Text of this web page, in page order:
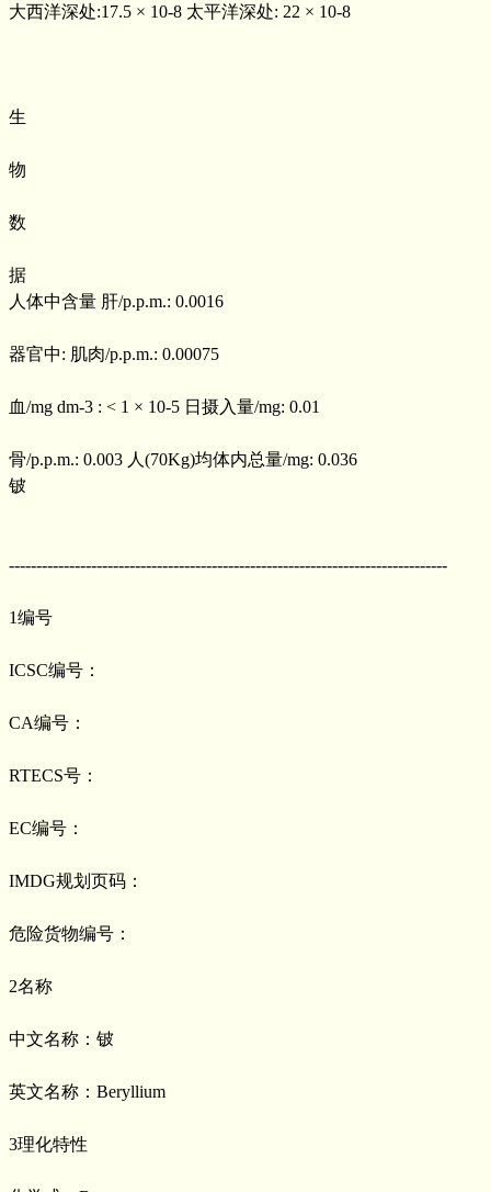
大西洋深处:17.5 × 10-8 太平洋深处: 22 × 10-8
生
物
数
据
人体中含量 肝/p.p.m.: 0.0016
器官中: 肌肉/p.p.m.: 0.00075
血/mg dm-3 : < 1 × 10-5 日摄入量/mg: 0.01
骨/p.p.m.: 0.003 人(70Kg)均体内总量/mg: 0.036
铍
--------------------------------------------------------------------------------
1编号
ICSC编号：
CA编号：
RTECS号：
EC编号：
IMDG规划页码：
危险货物编号：
2名称
中文名称：铍
英文名称：Beryllium
3理化特性